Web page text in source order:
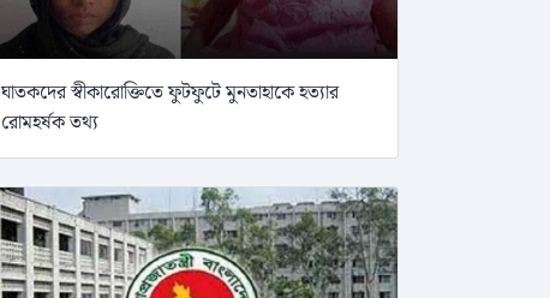
ঘাতকদের স্বীকারোক্তিতে ফুটফুটে মুনতাহাকে হত্যার
রোমহর্ষক তথ্য